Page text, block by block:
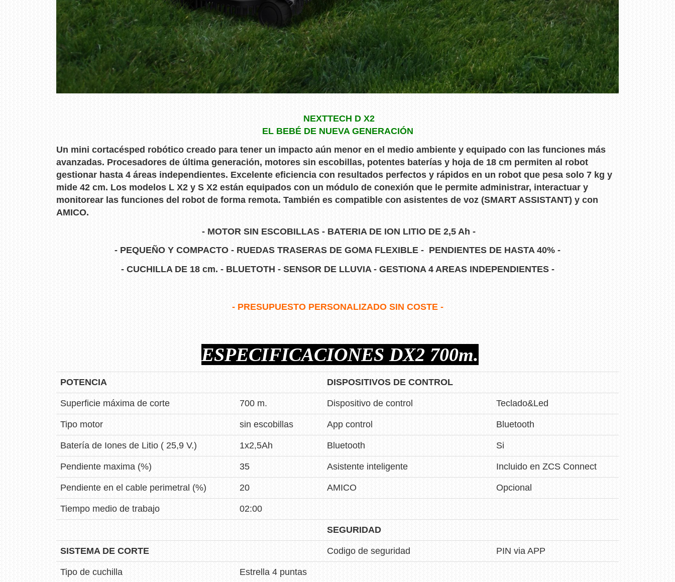
NEXTTECH D X2
EL BEBÉ DE NUEVA GENERACIÓN
Un mini cortacésped robótico creado para tener un impacto aún menor en el medio ambiente y equipado con las funciones más
avanzadas. Procesadores de última generación, motores sin escobillas, potentes baterías y hoja de 18 cm permiten al robot
gestionar hasta 4 áreas independientes. Excelente eficiencia con resultados perfectos y rápidos en un robot que pesa solo 7 kg y
mide 42 cm. Los modelos L X2 y S X2 están equipados con un módulo de conexión que le permite administrar, interactuar y
monitorear las funciones del robot de forma remota. También es compatible con asistentes de voz (SMART ASSISTANT) y con
AMICO.
- MOTOR SIN ESCOBILLAS - BATERIA DE ION LITIO DE 2,5 Ah -
- PEQUEÑO Y COMPACTO - RUEDAS TRASERAS DE GOMA FLEXIBLE - PENDIENTES DE HASTA 40% -
- CUCHILLA DE 18 cm. - BLUETOTH - SENSOR DE LLUVIA - GESTIONA 4 AREAS INDEPENDIENTES -
- PRESUPUESTO PERSONALIZADO SIN COSTE -
ESPECIFICACIONES DX2 700m.
POTENCIA DISPOSITIVOS DE CONTROL
Superficie máxima de corte 700 m. Dispositivo de control Teclado&Led
Tipo motor sin escobillas App control Bluetooth
Batería de Iones de Litio ( 25,9 V.) 1x2,5Ah Bluetooth Si
Pendiente maxima (%) 35 Asistente inteligente Incluido en ZCS Connect
Pendiente en el cable perimetral (%) 20 AMICO Opcional
Tiempo medio de trabajo 02:00
SEGURIDAD
SISTEMA DE CORTE Codigo de seguridad PIN via APP
Tipo de cuchilla Estrella 4 puntas